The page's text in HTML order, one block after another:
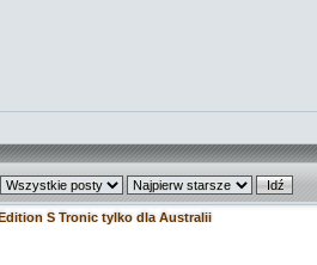
S Tronic tylko dla Australii